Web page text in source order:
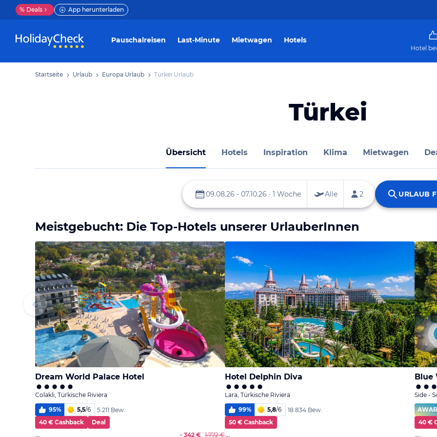
% Deals App herunterladen
Pauschalreisen Last-Minute Mietwagen Hotels
Hotel
Startseite Urlaub Europa Urlaub Türkei Urlaub
Türkei
Übersicht Hotels Inspiration Klima Mietwagen
Meistgebucht: Die Top-Hotels unserer UrlauberInnen
Dream World Palace Hotel
Colakli, Türkische Riviera
95% 5,5/6
5.211 Bew.
40 € Cashback
Deal
- 342 € 1.772 €
Hotel Delphin Diva
Lara, Türkische Riviera
99% 5,8/6
18.834 Bew.
50 € Cashback
Blue
Side -
40 €